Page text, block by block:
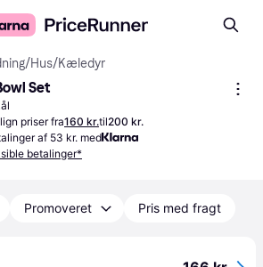
/Hus/Kæledyr
Set
priser fra160 kr.til200 kr.
af 53 kr. med
betalinger*
Promoveret Pris med fragt